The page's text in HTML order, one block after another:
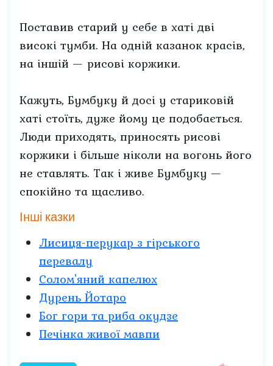
Поставив старий у себе в хаті дві
високі тумби. На одній казанок красів,
на іншій — рисові коржики.
Кажуть, Бумбуку й досі у стариковій
хаті стоїть, дуже йому це подобається.
Люди приходять, приносять рисові
коржики і більше ніколи на вогонь його
не ставлять. Так і живе Бумбуку —
спокійно та щасливо.
Інші казки
Лисиця-перукар з гірського
перевалу
Солом'яний капелюх
Дурень Йотаро
Бог гори та риба окудзе
Печінка живої мавпи